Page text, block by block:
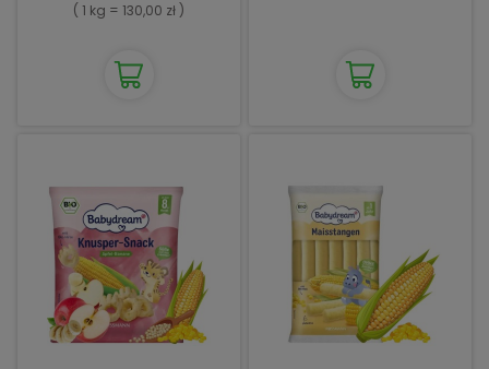
( 1 kg = 130,00 zł )